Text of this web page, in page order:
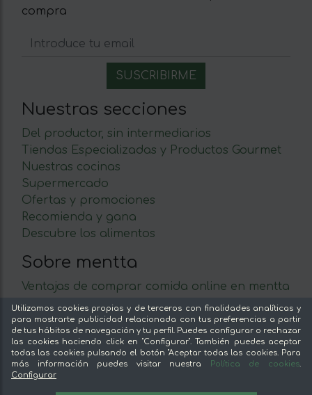
compra
Nuestras secciones
Del productor, sin intermediarios
Tiendas Especializadas y Productos Gourmet
Nuestras cocinas
Supermercado
Ofertas y promociones
Recomienda y gana
Descubre los alimentos
Sobre mentta
Ventajas de comprar comida online en mentta
Conoce mentta
Blog de mentta
Vende en mentta
Fidelización
Preguntas frecuentes
Utilizamos cookies propias y de terceros con finalidades analíticas y
para mostrarte publicidad relacionada con tus preferencias a partir
de tus hábitos de navegación y tu perfil. Puedes configurar o rechazar
las cookies haciendo click en "Configurar". También puedes aceptar
todas las cookies pulsando el botón "Aceptar todas las cookies. Para
más información puedes visitar nuestra
Política de cookies.
Configurar